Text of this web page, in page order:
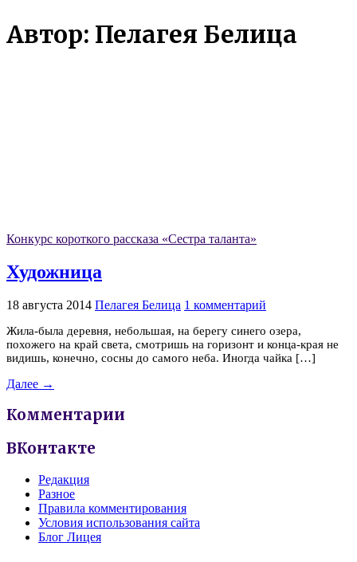
Автор: Пелагея Белица
Конкурс короткого рассказа «Сестра таланта»
Художница
18 августа 2014 Пелагея Белица 1 комментарий
Жила-была деревня, небольшая, на берегу синего озера,
похожего на край света, смотришь на горизонт и конца-края не
видишь, конечно, сосны до самого неба. Иногда чайка […]
Далее →
Комментарии
ВКонтакте
Редакция
Разное
Правила комментирования
Условия использования сайта
Блог Лицея